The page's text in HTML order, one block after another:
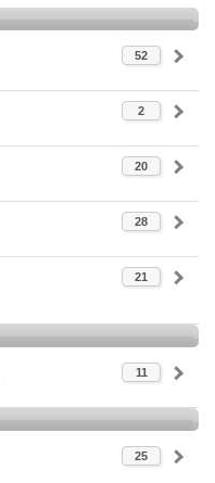
52
2
20
28
21
11
25